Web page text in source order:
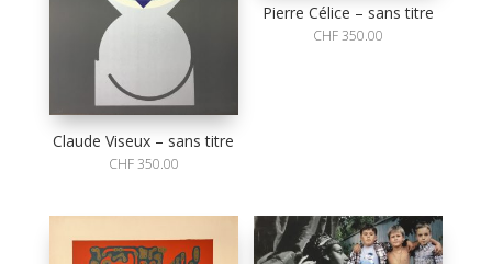
Claude Viseux – sans titre
CHF350.00
Pierre Célice – sans titre
CHF350.00